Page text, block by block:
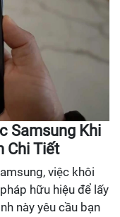
Samsung Khi
Chi Tiết
việc khôi
hữu hiệu để lấy
này yêu cầu bạn